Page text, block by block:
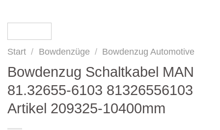
Start / Bowdenzüge / Bowdenzug Automotive
Bowdenzug Schaltkabel MAN
81.32655-6103 81326556103
Artikel 209325-10400mm